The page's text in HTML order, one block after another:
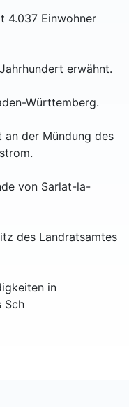
4.037 Einwohner
erwähnt.
Württemberg.
an der Mündung des
von Sarlat-la-
des Landratsamtes
in
Sch